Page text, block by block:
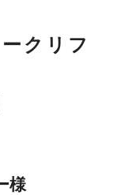
クリフ
様